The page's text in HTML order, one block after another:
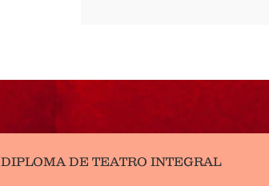
DIPLOMA DE TEATRO INTEGRAL